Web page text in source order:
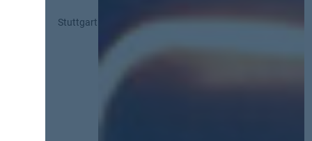
Stuttgart